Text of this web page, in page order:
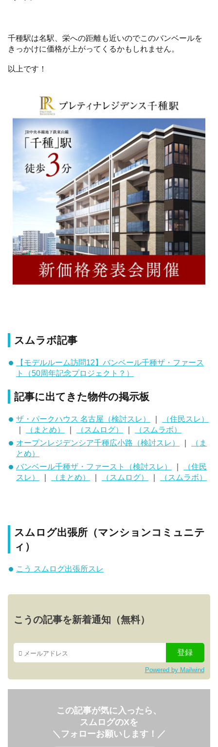
千種駅は名駅、栄への距離も近いのでこのバンベールを
きっかけに価格が上がってくるかもしれません。
以上です！
スムラボ記事
【モデルルーム訪問12】バンベール千種ザ・ファース
ト（50周年記念プロジェクト？）
記事に出てきた物件の掲示板
ザ・パークハウス 名古屋（検討スレ） ｜
（住民スレ）
｜
（まとめ） ｜ （スムログ） ｜
（スムラボ）
オープンレジデンシア千種広小路（検討スレ）
｜
（ま
とめ）
バンベール千種ザ・ファースト（検討スレ）
｜
（住民
スレ）
｜ （まとめ） ｜ （スムログ） ｜ （スムラボ）
スムログ出張所（マンションコミュニテ
ィ）
こう スムログ出張所スレ
こうの記事を新着通知（無料）
Powered by Mailwind
この記事が気に入ったら、
スムログのXを
＼フォローお願いします！／